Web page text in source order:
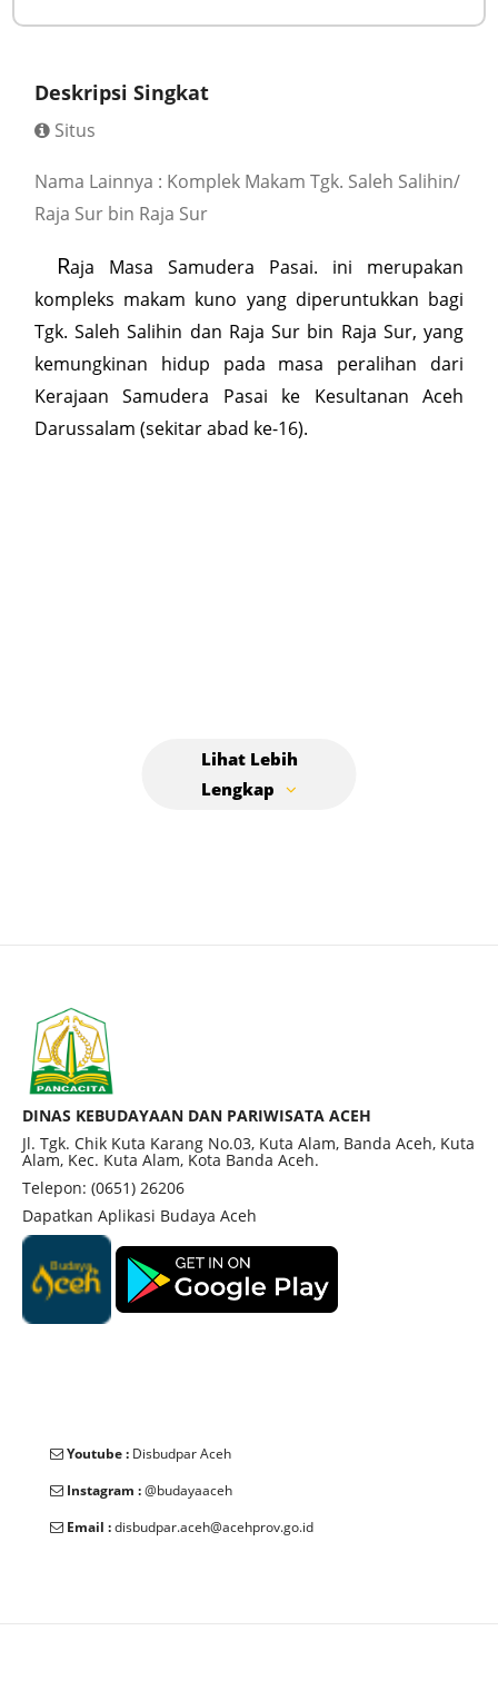
Deskripsi Singkat
Situs
Nama Lainnya : Komplek Makam Tgk. Saleh Salihin/
Raja Sur bin Raja Sur
Raja Masa Samudera Pasai. ini merupakan
kompleks makam kuno yang diperuntukkan bagi
Tgk. Saleh Salihin dan Raja Sur bin Raja Sur, yang
kemungkinan hidup pada masa peralihan dari
Kerajaan Samudera Pasai ke Kesultanan Aceh
Darussalam (sekitar abad ke-16).
DINAS KEBUDAYAAN DAN PARIWISATA ACEH
Jl. Tgk. Chik Kuta Karang No.03, Kuta Alam, Banda Aceh, Kuta
Alam, Kec. Kuta Alam, Kota Banda Aceh.
Telepon: (0651) 26206
Dapatkan Aplikasi Budaya Aceh
Youtube : Disbudpar Aceh
Instagram :@budayaaceh
Email :disbudpar.aceh@acehprov.go.id